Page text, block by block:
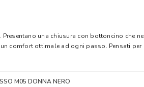
una chiusura con bottoncino che ne
comfort ottimale ad ogni passo. Pensati per
M05 DONNA NERO